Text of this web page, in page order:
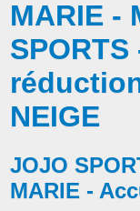
MARIE -
NEIGE
JOJO
MARIE -